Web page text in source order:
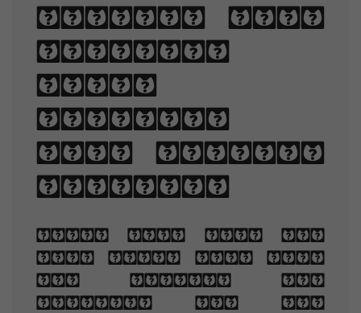
sizes, line
lengths,
line-
spacing,
and letter-
spacing.
When you are old
and grey and full
of sleep, And
nodding by the